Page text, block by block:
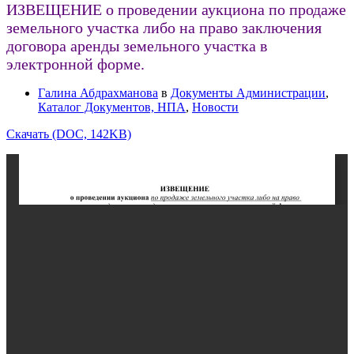
ИЗВЕЩЕНИЕ о проведении аукциона по продаже
земельного участка либо на право заключения
договора аренды земельного участка в
электронной форме.
Галина Абдрахманова в Документы Администрации,
Каталог Документов, НПА, Новости
Скачать (DOC, 142KB)